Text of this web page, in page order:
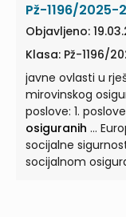
osoba Hrvatskog
obveznog zdravstvenog
dao ovlast
osiguranje za
ostvarivanje
Pž-1196/2025-2
Objavljeno:
Klasa: Pž-1196/
javne ovlasti u
mirovinskog
poslove: 1.
osiguranih ... Europske unije o koordinaciji sustava
socijalne
socijalnom